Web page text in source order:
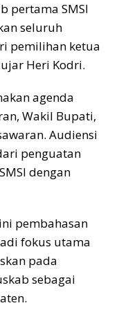
pertama SMSI
seluruh
pemilihan ketua
Heri Kodri.
agenda
Wakil Bupati,
Audiensi
penguatan
dengan
pembahasan
fokus utama
pada
sebagai